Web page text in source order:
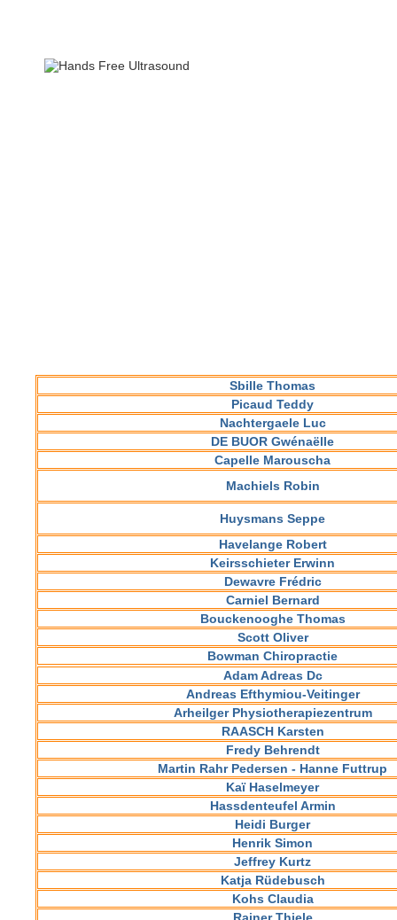
Sbille Thomas
Picaud Teddy
Nachtergaele Luc
DE BUOR Gwénaëlle
Capelle Marouscha
Machiels Robin
Huysmans Seppe
Havelange Robert
Keirsschieter Erwinn
Dewavre Frédric
Carniel Bernard
Bouckenooghe Thomas
Scott Oliver
Bowman Chiropractie
Adam Adreas Dc
Andreas Efthymiou-Veitinger
Arheilger Physiotherapiezentrum
RAASCH Karsten
Fredy Behrendt
Martin Rahr Pedersen - Hanne Futtrup
Kaï Haselmeyer
Hassdenteufel Armin
Heidi Burger
Henrik Simon
Jeffrey Kurtz
Katja Rüdebusch
Kohs Claudia